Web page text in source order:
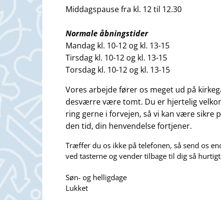
Middagspause fra kl. 12 til 12.30
Normale åbningstider
Mandag kl. 10-12 og kl. 13-15
Tirsdag kl. 10-12 og kl. 13-15
Torsdag kl. 10-12 og kl. 13-15
Vores arbejde fører os meget ud på
desværre være tomt. Du er hjertelig
ring gerne i forvejen, så vi kan være sikre
den tid, din henvendelse fortjener.
Træffer du os ikke på telefonen, så send os
ved tasterne og vender tilbage til dig så
Søn- og helligdage
Lukket